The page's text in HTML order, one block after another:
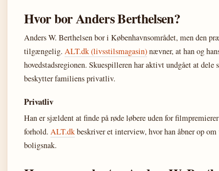
Hvor bor Anders Berthelsen?
Anders W. Berthelsen bor i Københavnsområdet, men den
tilgængelig. ALT.dk (livsstilsmagasin)nævner, at han og
hovedstadsregionen. Skuespilleren har aktivt undgået at dele
beskytter familiens privatliv.
Privatliv
Han er sjældent at finde på røde løbere uden for
forhold. ALT.dkbeskriver et interview, hvor han åbner op
boligsnak.